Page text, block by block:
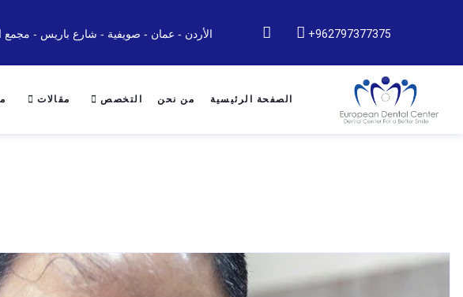
962797377375+ الأردن - عمان - صويفية - شارع باريس - مجمع
الصفحة الرئيسية من نحن التخصص مقالات